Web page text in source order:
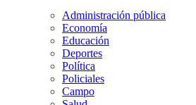
Administración pública
Economía
Educación
Deportes
Política
Policiales
Campo